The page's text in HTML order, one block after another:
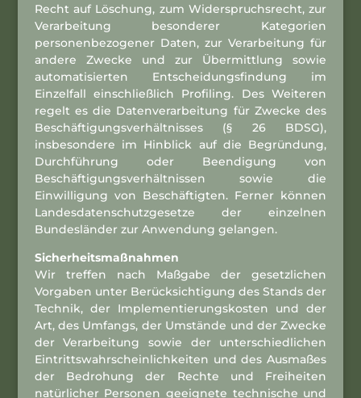
Recht auf Löschung, zum Widerspruchsrecht, zur
Verarbeitung besonderer Kategorien
personenbezogener Daten, zur Verarbeitung für
andere Zwecke und zur Übermittlung sowie
automatisierten Entscheidungsfindung im
Einzelfall einschließlich Profiling. Des Weiteren
regelt es die Datenverarbeitung für Zwecke des
Beschäftigungsverhältnisses (§ 26 BDSG),
insbesondere im Hinblick auf die Begründung,
Durchführung oder Beendigung von
Beschäftigungsverhältnissen sowie die
Einwilligung von Beschäftigten. Ferner können
Landesdatenschutzgesetze der einzelnen
Bundesländer zur Anwendung gelangen.
Sicherheitsmaßnahmen
Wir treffen nach Maßgabe der gesetzlichen
Vorgaben unter Berücksichtigung des Stands der
Technik, der Implementierungskosten und der
Art, des Umfangs, der Umstände und der Zwecke
der Verarbeitung sowie der unterschiedlichen
Eintrittswahrscheinlichkeiten und des Ausmaßes
der Bedrohung der Rechte und Freiheiten
natürlicher Personen geeignete technische und